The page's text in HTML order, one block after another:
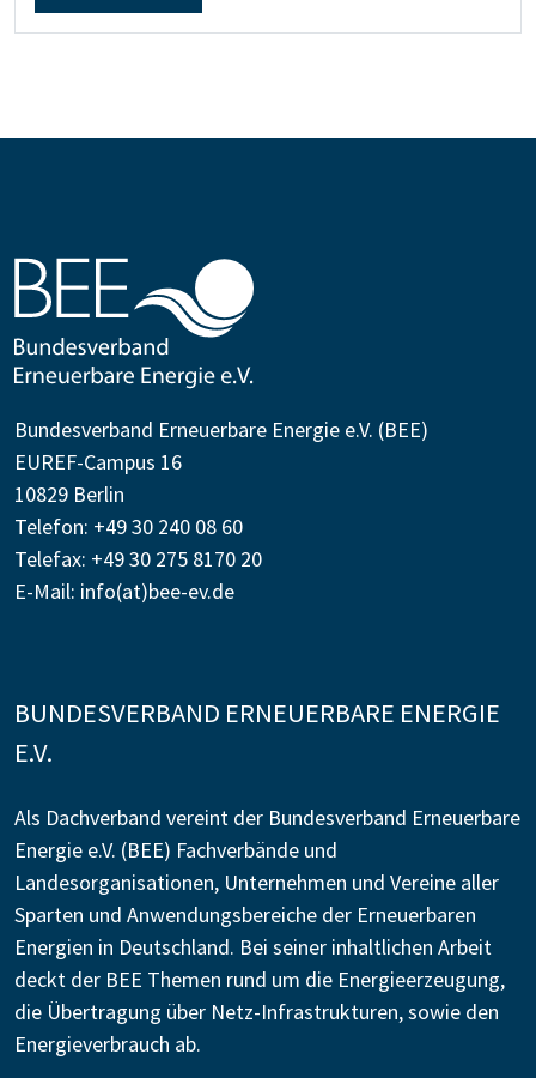
Bundesverband Erneuerbare Energie e.V. (BEE)
EUREF-Campus 16
10829 Berlin
Telefon: +49 30 240 08 60
Telefax: +49 30 275 8170 20
E-Mail: info(at)bee-ev.de
BUNDESVERBAND ERNEUERBARE ENERGIE
E.V.
Als Dachverband vereint der Bundesverband Erneuerbare
Energie e.V. (BEE) Fachverbände und
Landesorganisationen, Unternehmen und Vereine aller
Sparten und Anwendungsbereiche der Erneuerbaren
Energien in Deutschland. Bei seiner inhaltlichen Arbeit
deckt der BEE Themen rund um die Energieerzeugung,
die Übertragung über Netz-Infrastrukturen, sowie den
Energieverbrauch ab.